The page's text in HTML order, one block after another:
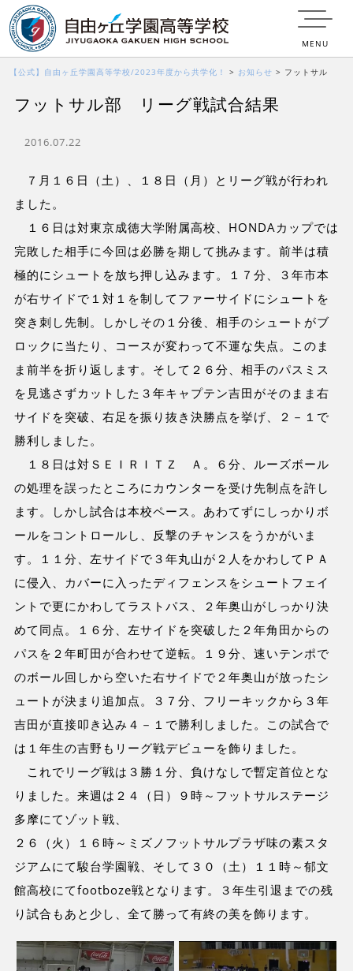
MENU
【公式】自由ヶ丘学園高等学校/2023年度から共学化！ > お知らせ > フットサル
部 リーグ戦試合結果
フットサル部 リーグ戦試合結果
2016.07.22
７月１６日（土）、１８日（月）とリーグ戦が行われ
ました。
１６日は対東京成徳大学附属高校、HONDAカップでは
完敗した相手に今回は必勝を期して挑みます。前半は積
極的にシュートを放ち押し込みます。１７分、３年市本
が右サイドで１対１を制してファーサイドにシュートを
突き刺し先制。しかしその１分後、相手のシュートがブ
ロックに当たり、コースが変わって不運な失点。このま
ま前半を折り返します。そして２６分、相手のパスミス
を見逃さずカットした３年キャプテン吉田がそのまま右
サイドを突破、右足を振り抜き決勝点を挙げ、２－１で
勝利しました。
１８日は対ＳＥＩＲＩＴＺ Ａ。６分、ルーズボール
の処理を誤ったところにカウンターを受け先制点を許し
ます。しかし試合は本校ペース。あわてずにしっかりボ
ールをコントロールし、反撃のチャンスをうかがいま
す。１１分、左サイドで３年丸山が２人をかわしてＰＡ
に侵入、カバーに入ったディフェンスをシュートフェイ
ントで更にかわしてラストパス、２年奥山がしっかり決
めて同点。１６分、左サイドを突破した２年角田からの
パスを２年町田が合わせて逆転。１９分、速いテンポで
のボール回しから空いた右サイドで２年奥山が放ったシ
ュートが決まり追加点。３７分、フリーキックから３年
吉田が直接叩き込み４－１で勝利しました。この試合で
は１年生の吉野もリーグ戦デビューを飾りました。
これでリーグ戦は３勝１分、負けなしで暫定首位とな
りました。来週は２４（日）９時～フットサルステージ
多摩にてゾット戦、
２６（火）１６時～ミズノフットサルプラザ味の素スタ
ジアムにて駿台学園戦、そして３０（土）１１時～郁文
館高校にてfootboze戦となります。３年生引退までの残
り試合もあと少し、全て勝って有終の美を飾ります。